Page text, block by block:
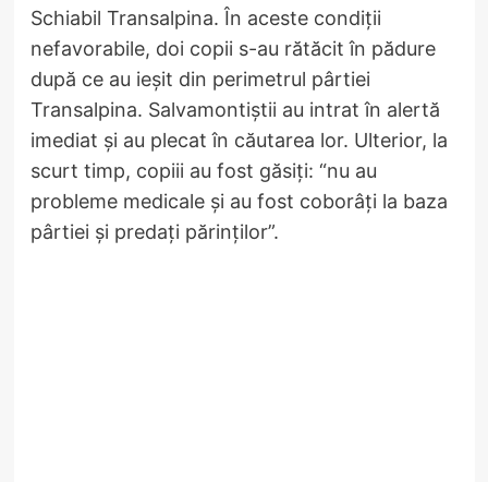
Schiabil Transalpina. În aceste condiții
nefavorabile, doi copii s-au rătăcit în pădure
după ce au ieșit din perimetrul pârtiei
Transalpina. Salvamontiștii au intrat în alertă
imediat și au plecat în căutarea lor. Ulterior, la
scurt timp, copiii au fost găsiți: “nu au
probleme medicale și au fost coborâți la baza
pârtiei și predați părinților”.